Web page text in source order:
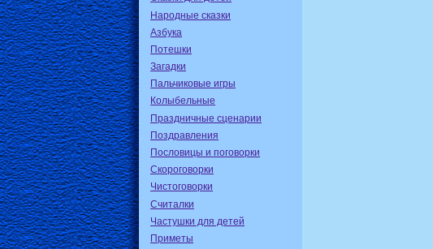
Народные сказки
Азбука
Потешки
Загадки
Пальчиковые игры
Колыбельные
Праздничные сценарии
Поздравления
Пословицы и поговорки
Скороговорки
Чистоговорки
Считалки
Частушки для детей
Приметы